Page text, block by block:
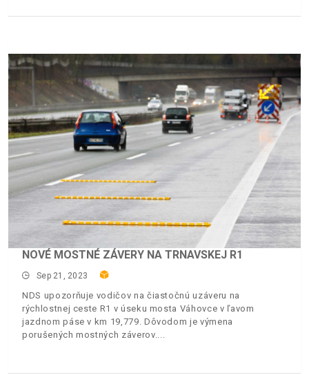
NOVÉ MOSTNÉ ZÁVERY NA TRNAVSKEJ R1
Sep 21, 2023
NDS upozorňuje vodičov na čiastočnú uzáveru na
rýchlostnej ceste R1 v úseku mosta Váhovce v ľavom
jazdnom páse v km 19,779. Dôvodom je výmena
porušených mostných záverov.